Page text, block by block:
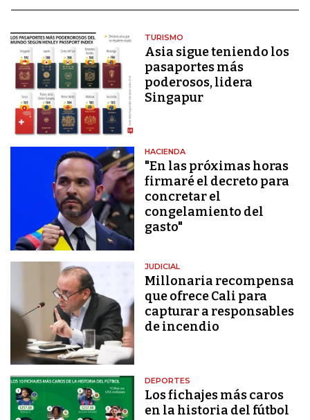
TURISMO
Asia sigue teniendo los
pasaportes más
poderosos, lidera
Singapur
HACIENDA
"En las próximas horas
firmaré el decreto para
concretar el
congelamiento del
gasto"
JUDICIAL
Millonaria recompensa
que ofrece Cali para
capturar a responsables
de incendio
DEPORTES
Los fichajes más caros
en la historia del fútbol